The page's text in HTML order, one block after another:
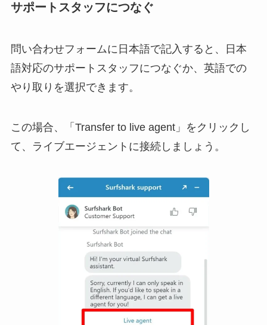
サポートスタッフにつなぐ
問い合わせフォームに日本語で記入すると、日本
語対応のサポートスタッフにつなぐか、英語での
やり取りを選択できます。
この場合、「Transfer to live agent」をクリックし
て、ライブエージェントに接続しましょう。